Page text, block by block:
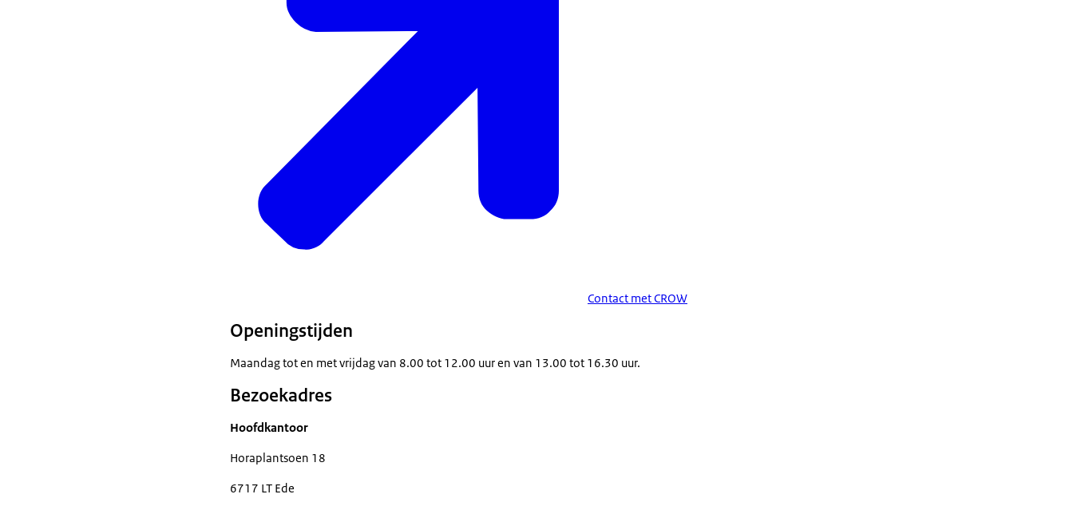
Contact met CROW
Openingstijden
Maandag tot en met vrijdag van 8.00 tot 12.00 uur en van 13.00 tot 16.30 uur.
Bezoekadres
Hoofdkantoor
Horaplantsoen 18
6717 LT Ede